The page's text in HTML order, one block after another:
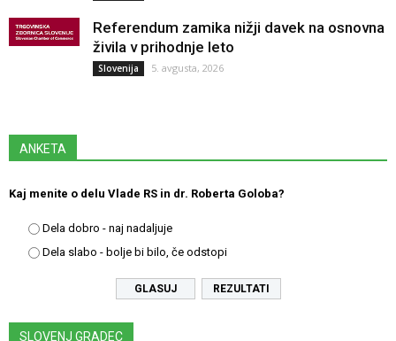
Referendum zamika nižji davek na osnovna
živila v prihodnje leto
Slovenija 5. avgusta, 2026
ANKETA
Kaj menite o delu Vlade RS in dr. Roberta Goloba?
Dela dobro - naj nadaljuje
Dela slabo - bolje bi bilo, če odstopi
REZULTATI
SLOVENJ GRADEC